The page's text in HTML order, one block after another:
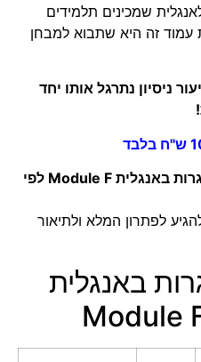
שמכינים תלמידים
עמוד זה היא שתבוא למבחן
ניסיון נתרגל אותו יחד
כאן תמצאו את כל מבחני הבגרות באנגלית Module F לפי
לפתרון המלא ולתיאור
באנגלית
Module